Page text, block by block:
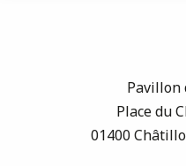
Pavillon
Place du
01400